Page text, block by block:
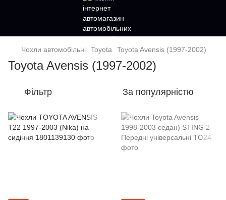
Чохли автомобільні Toyota Toyota Avensis (1997-2002)
Toyota Avensis (1997-2002)
Фільтр За популярністю